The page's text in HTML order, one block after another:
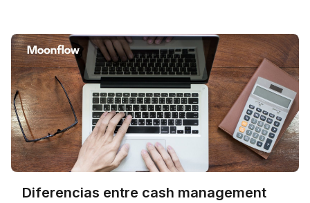
Diferencias entre cash management